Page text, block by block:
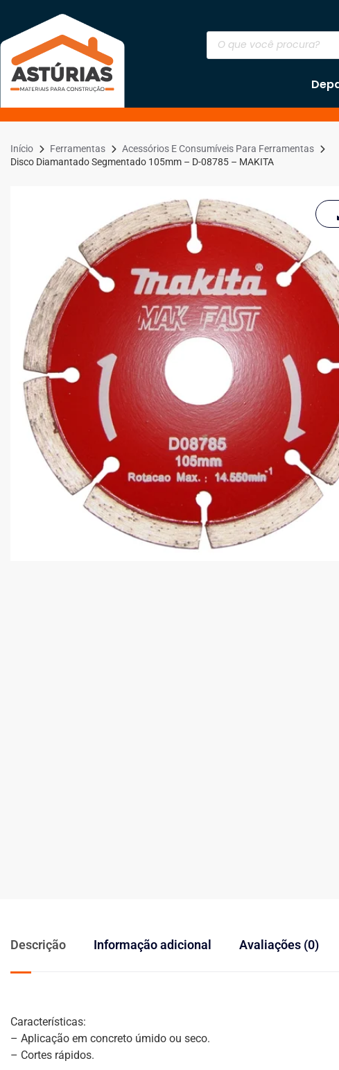
Início Ferramentas
Acessórios E Consumíveis Para Ferramentas
Disco Diamantado Segmentado 105mm – D-08785 – MAKITA
Descrição Informação adicional Avaliações (0)
Características:
– Aplicação em concreto úmido ou seco.
– Cortes rápidos.